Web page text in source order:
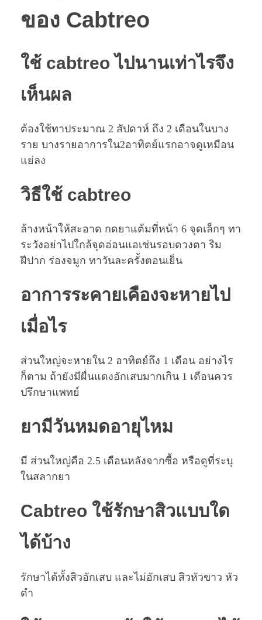
ของ Cabtreo
ใช้ cabtreo ไปนานเท่าไรจึง
เห็นผล
ต้องใช้ทาประมาณ 2 สัปดาห์ ถึง 2 เดือนในบาง
ราย บางรายอาการใน2อาทิตย์แรกอาจดูเหมือน
แย่ลง
วิธีใช้ cabtreo
ล้างหน้าให้สะอาด กดยาแต้มที่หน้า 6 จุดเล็กๆ ทา
ระวังอย่าไปใกล้จุดอ่อนแอเช่นรอบดวงตา ริม
ฝีปาก ร่องจมูก ทาวันละครั้งตอนเย็น
อาการระคายเคืองจะหายไป
เมื่อไร
ส่วนใหญ่จะหายใน 2 อาทิตย์ถึง 1 เดือน อย่างไร
ก็ตาม ถ้ายังมีผื่นแดงอักเสบมากเกิน 1 เดือนควร
ปรึกษาแพทย์
ยามีวันหมดอายุไหม
มี ส่วนใหญ่คือ 2.5 เดือนหลังจากซื้อ หรือดูที่ระบุ
ในสลากยา
Cabtreo ใช้รักษาสิวแบบใด
ได้บ้าง
รักษาได้ทั้งสิวอักเสบ และไม่อักเสบ สิวหัวขาว หัว
ดำ